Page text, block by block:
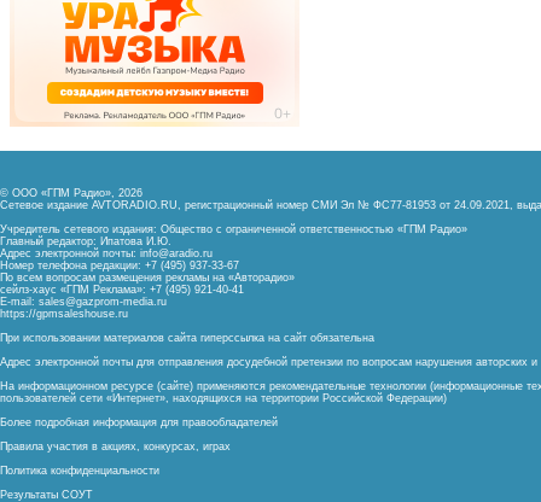
© ООО «ГПМ Радио», 2026
Сетевое издание AVTORADIO.RU, регистрационный номер СМИ Эл № ФС77-81953 от 24.09.2021,
Учредитель сетевого издания: Общество с ограниченной ответственностью «ГПМ Радио»
Главный редактор: Ипатова И.Ю.
Адрес электронной почты: info@aradio.ru
Номер телефона редакции: +7 (495) 937-33-67
По всем вопросам размещения рекламы на «Авторадио»
сейлз-хаус «ГПМ Реклама»: +7 (495) 921-40-41
E-mail: sales@gazprom-media.ru
https://gpmsaleshouse.ru
При использовании материалов сайта гиперссылка на сайт обязательна
Адрес электронной почты для отправления досудебной претензии по вопросам нарушения авторских
На информационном ресурсе (сайте) применяются рекомендательные технологии (информационные
пользователей сети «Интернет», находящихся на территории Российской Федерации)
Более подробная информация для правообладателей
Правила участия в акциях, конкурсах, играх
Политика конфиденциальности
Результаты СОУТ